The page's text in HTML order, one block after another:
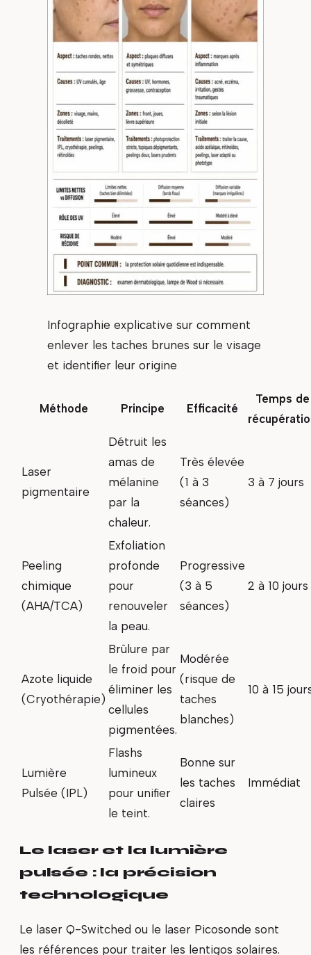
Infographie explicative sur comment
enlever les taches brunes sur le visage
et identifier leur origine
Méthode Principe Efficacité
Temps de
Laser
pigmentaire
Détruit les
amas de
mélanine
par la
chaleur.
Très élevée
(1 à 3
séances)
3 à 7 jours
Peeling
chimique
(AHA/TCA)
Exfoliation
profonde
pour
renouveler
la peau.
Progressive
(3 à 5
séances)
2 à 10 jours
Azote liquide
(Cryothérapie)
Brûlure par
le froid pour
éliminer les
cellules
pigmentées.
Modérée
(risque de
taches
blanches)
10 à 15
Lumière
Pulsée (IPL)
Flashs
lumineux
pour unifier
le teint.
Bonne sur
les taches
claires
Immédiat
Le laser et la lumière
pulsée : la précision
technologique
Le laser Q-Switched ou le laser Picosonde sont
les références pour traiter les lentigos solaires.